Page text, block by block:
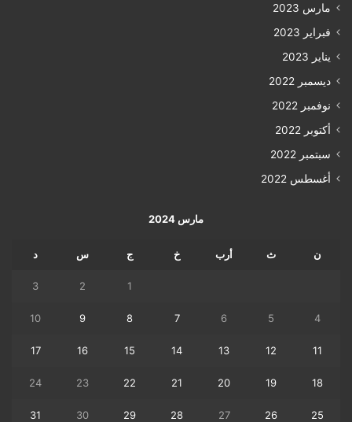
مارس 2023
فبراير 2023
يناير 2023
ديسمبر 2022
نوفمبر 2022
أكتوبر 2022
سبتمبر 2022
أغسطس 2022
مارس 2024
ن ث أرب خ ج س د
1
2
3
4
5
6
7
8
9
10
11
12
13
14
15
16
17
18
19
20
21
22
23
24
25
26
27
28
29
30
31